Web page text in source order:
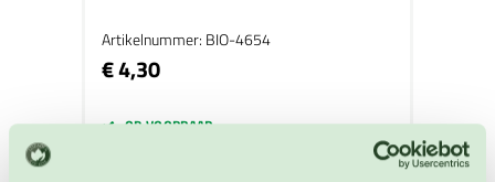
Artikelnummer: BIO-4654
€ 4,30
OP VOORRAAD